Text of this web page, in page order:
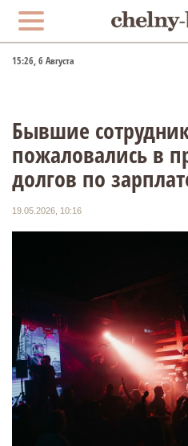
15:27, 6 Августа
Бывшие
пожаловались в
долгов по
19.05.2026, 10:16